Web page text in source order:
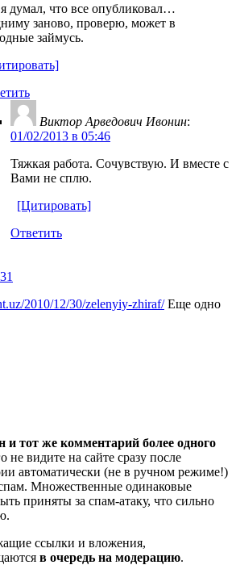
думал, что все опубликовал…
заново, проверю, может в
займусь.
Виктор Арведович Ивонин:
01/02/2013 в 05:46
Тяжкая работа. Сочувствую. И вместе с
Вами не сплю.
[Цитировать]
Ответить
2010/12/30/zelenyiy-zhiraf/Еще одно
и тот же комментарий более одного
не видите на сайте сразу после
автоматически (не в ручном режиме!)
Множественные одинаковые
приняты за спам-атаку, что сильно
ссылки и вложения,
в очередь на модерацию.